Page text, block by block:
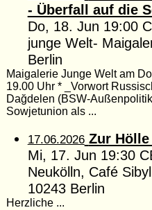
- Überfall auf die
Do, 18. Jun 19:00
junge Welt-
Berlin
Maigalerie Junge Welt am
19.00 Uhr * _Vorwort
Dağdelen (BSW-
Sowjetunion als ...
17.06.2026 Zur
Mi, 17. Jun 19:30
Neukölln, Café
10243 Berlin
Herzliche ...